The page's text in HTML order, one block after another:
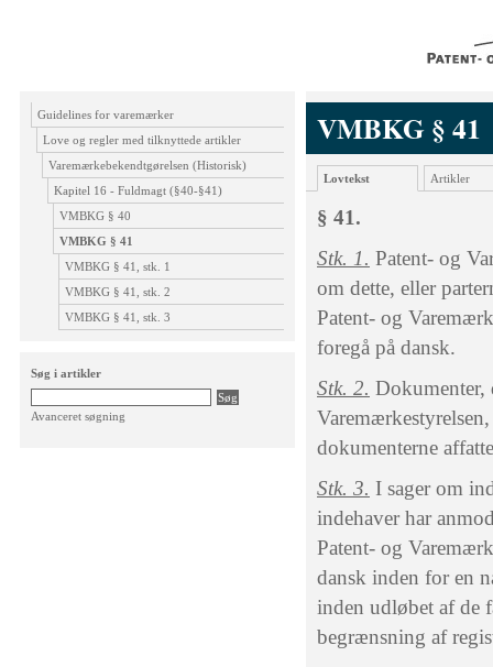
Guidelines for varemærker
Love og regler med tilknyttede artikler
Varemærkebekendtgørelsen (Historisk)
Kapitel 16 - Fuldmagt (§40-§41)
VMBKG § 40
VMBKG § 41
VMBKG § 41, stk. 1
VMBKG § 41, stk. 2
VMBKG § 41, stk. 3
Søg i artikler
Avanceret søgning
VMBKG § 41
Lovtekst Artikler
§ 41.
Stk. 1. Patent- og
om dette, eller
Patent- og
foregå på dansk.
Stk. 2. Dokumenter,
dokumenterne
Stk. 3. I sager om
indehaver har
Patent- og
dansk inden for en
inden udløbet af de
begrænsning af